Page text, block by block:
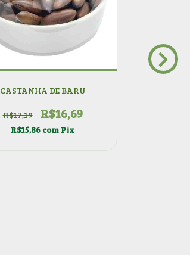
CASTANHA DE BARU
R$17,19 R$16,69
R$15,86 com Pix